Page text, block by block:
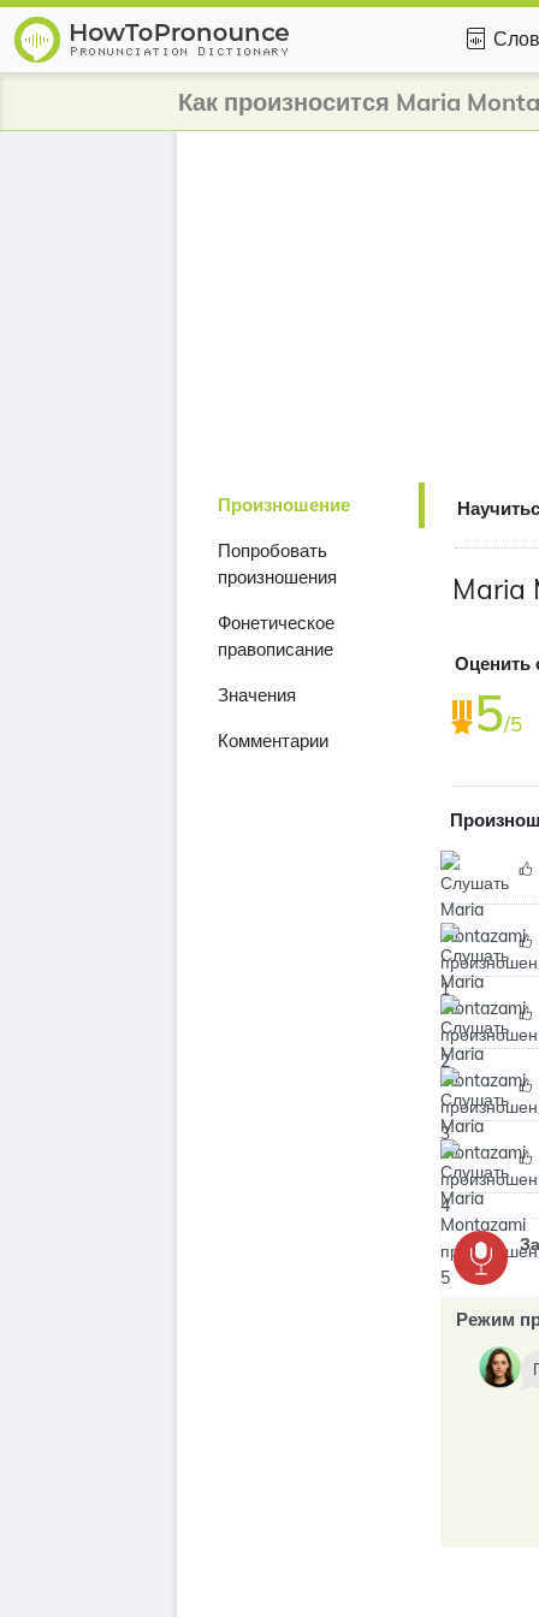
Как произносится Maria
Произношение
Попробовать
произношения
Фонетическое
правописание
Значения
Комментарии
Maria
Оценить
5/5
Режим